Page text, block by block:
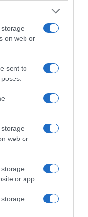
on web or
sent to
web or
or app.
τα
της υπουργικής
στο Χιούστον,
είναι να
μέχρι σήμερα
με επίκεντρο
η
πιο μόνιμο.
στην
το East Med
στο Rice
γεωπολιτικής